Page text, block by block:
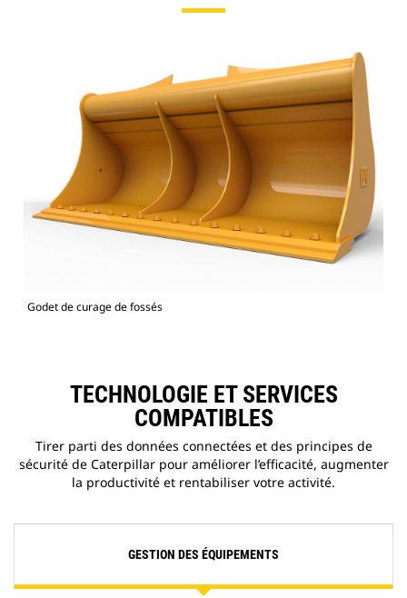
Godet de curage de fossés
TECHNOLOGIE ET SERVICES
COMPATIBLES
Tirer parti des données connectées et des principes de
sécurité de Caterpillar pour améliorer l’efficacité, augmenter
la productivité et rentabiliser votre activité.
GESTION DES ÉQUIPEMENTS